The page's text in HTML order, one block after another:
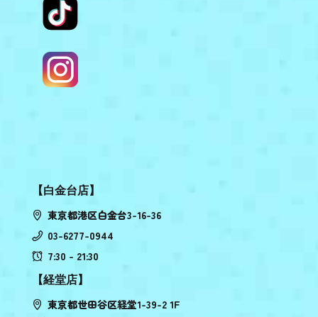
【白金台店】
東京都港区白金台3-16-36
03-6277-0944
7:30 - 21:30
【経堂店】
東京都世田谷区経堂1-39-2 1F